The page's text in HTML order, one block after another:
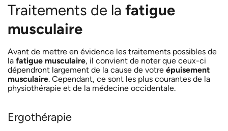
Traitements de la fatigue
musculaire
Avant de mettre en évidence les traitements possibles de
la fatigue musculaire, il convient de noter que ceux-ci
dépendront largement de la cause de votre épuisement
musculaire. Cependant, ce sont les plus courantes de la
physiothérapie et de la médecine occidentale.
Ergothérapie